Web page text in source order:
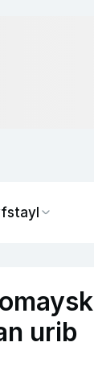
urib